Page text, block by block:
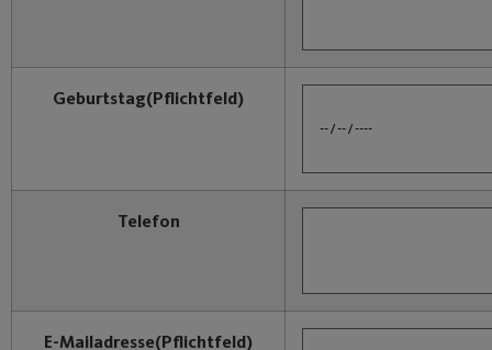
Geburtstag(Pflichtfeld)
Telefon
E-Mailadresse(Pflichtfeld)